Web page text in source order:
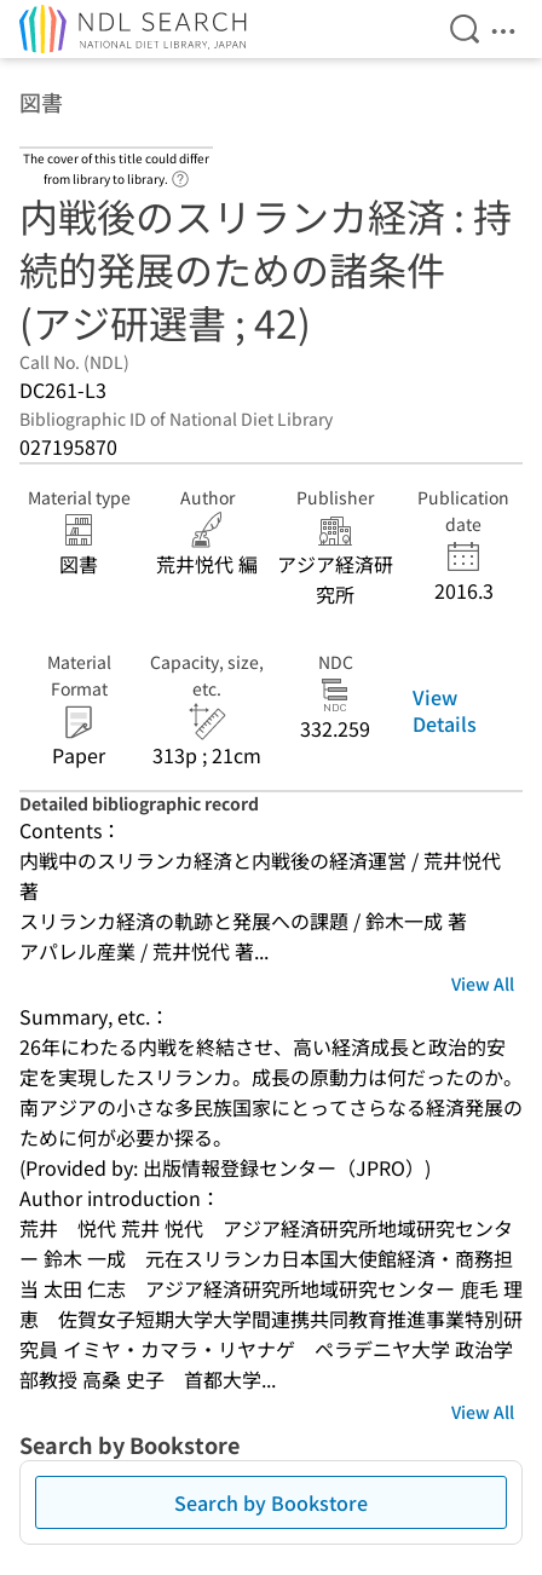
Open
図書
The cover of this title could differ
from library to library.
内戦後のスリランカ経済 : 持
続的発展のための諸条件
(アジ研選書 ; 42)
Call No. (NDL)
DC261-L3
Bibliographic ID of National Diet Library
027195870
Material type
図書
Author
荒井悦代 編
Publisher
アジア経済研
究所
Publication
date
2016.3
Material
Format
Paper
Capacity, size,
etc.
313p ; 21cm
NDC
332.259
View
Details
Detailed bibliographic record
Contents：
内戦中のスリランカ経済と内戦後の経済運営 / 荒井悦代
著
スリランカ経済の軌跡と発展への課題 / 鈴木一成 著
アパレル産業 / 荒井悦代 著...
View All
Summary, etc.：
26年にわたる内戦を終結させ、高い経済成長と政治的安
定を実現したスリランカ。成長の原動力は何だったのか。
南アジアの小さな多民族国家にとってさらなる経済発展の
ために何が必要か探る。
(Provided by: 出版情報登録センター（JPRO）)
Author introduction：
荒井　悦代 荒井 悦代　アジア経済研究所地域研究センタ
ー 鈴木 一成　元在スリランカ日本国大使館経済・商務担
当 太田 仁志　アジア経済研究所地域研究センター 鹿毛 理
恵　佐賀女子短期大学大学間連携共同教育推進事業特別研
究員 イミヤ・カマラ・リヤナゲ　ペラデニヤ大学 政治学
部教授 高桑 史子　首都大学...
View All
Search by Bookstore
Search by Bookstore